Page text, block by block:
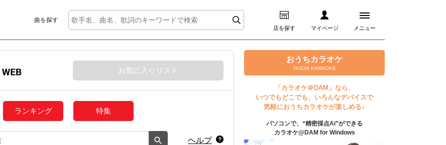
曲を探す
店を探す マイページ メニュー
ログイン
マイページ
プレミアムサービス
DAM★とも動画
お気に入りリスト
ランキング 特集
ヘルプ
おうちカラオケ
OUCHI KARAOKE
「カラオケ＠DAM」なら、
いつでもどこでも、いろんなデバイスで
気軽におうちカラオケが楽しめる♪
パソコンで、“精密採点Ai”ができる
カラオケ@DAM for Windows